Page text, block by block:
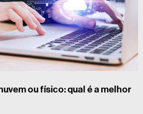
ou físico: qual é a melhor